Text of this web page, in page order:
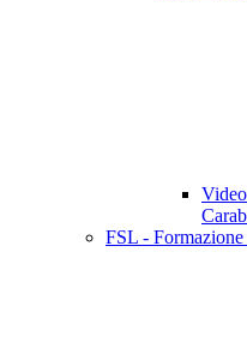
FSL -